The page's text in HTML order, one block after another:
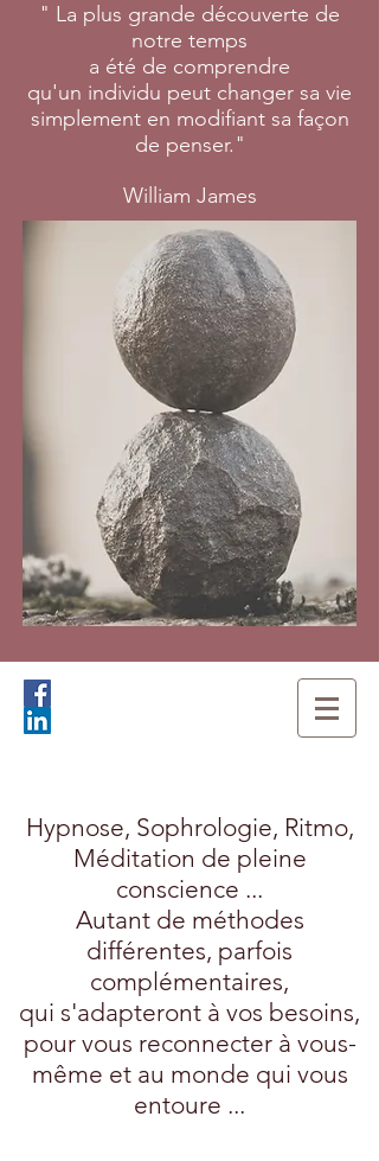
" La plus grande découverte de
notre temps
a été de comprendre
qu'un individu peut changer sa vie
simplement en modifiant sa façon
de penser."
William James
Hypnose, Sophrologie, Ritmo,
Méditation de pleine
conscience ...
Autant de méthodes
différentes, parfois
complémentaires,
qui s'adapteront à vos besoins,
pour vous reconnecter à vous-
même et au monde qui vous
entoure ...